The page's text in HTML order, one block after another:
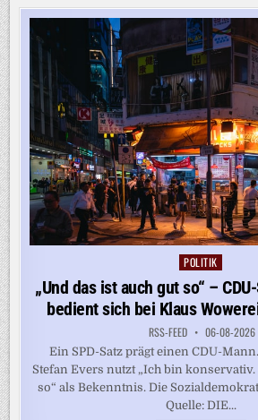
IRAN?:
WAS
EINE
FÜR
DIE
ON H
ÜRDE
Posted
POLITIK
„Und das ist auch gut so“ –
bedient sich bei Klaus
RSS-FEED 06-08-2026
Ein SPD-Satz prägt einen CDU-
Stefan Evers nutzt „Ich bin konservativ.
so“ als Bekenntnis. Die
Quelle: DIE...